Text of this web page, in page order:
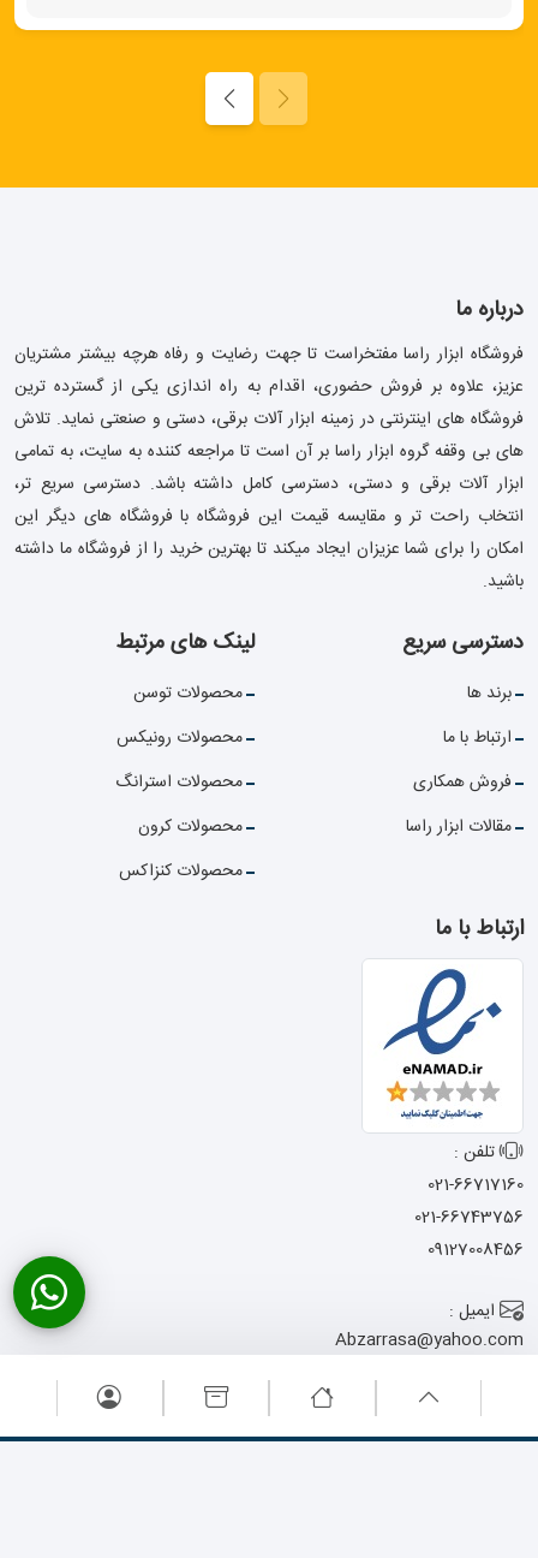
درباره ما
فروشگاه ابزار راسا مفتخراست تا جهت رضایت و رفاه هرچه بیشتر مشتریان
عزیز، علاوه بر فروش حضوری، اقدام به راه اندازی یکی از گسترده ترین
فروشگاه های اینترنتی در زمینه ابزار آلات برقی، دستی و صنعتی نماید. تلاش
های بی وقفه گروه ابزار راسا بر آن است تا مراجعه کننده به سایت، به تمامی
ابزار آلات برقی و دستی، دسترسی کامل داشته باشد. دسترسی سریع تر،
انتخاب راحت تر و مقایسه قیمت این فروشگاه با فروشگاه های دیگر این
امکان را برای شما عزیزان ایجاد میکند تا بهترین خرید را از فروشگاه ما داشته
باشید.
دسترسی سریع
برند ها
ارتباط با ما
فروش همکاری
مقالات ابزار راسا
لینک های مرتبط
محصولات توسن
محصولات رونیکس
محصولات استرانگ
محصولات کرون
محصولات کنزاکس
ارتباط با ما
تلفن :
021-66717160
021-66743756
09127008456
ایمیل :
Abzarrasa@yahoo.com
آدرس :
تهران - خیابان امام
خمینی - نرسیده به میدان حسن آباد